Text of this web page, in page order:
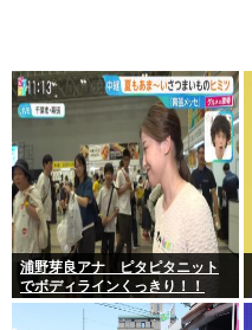
浦野芽良アナ ピタピタニット
でボディラインくっきり！！